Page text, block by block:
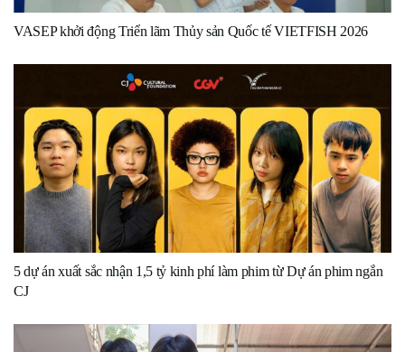
VASEP khởi động Triển lãm Thủy sản Quốc tế VIETFISH 2026
5 dự án xuất sắc nhận 1,5 tỷ kinh phí làm phim từ Dự án phim ngắn
CJ